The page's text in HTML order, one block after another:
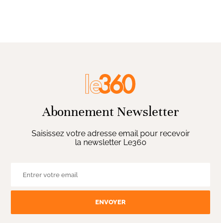
Abonnement Newsletter
Saisissez votre adresse email pour recevoir
la newsletter Le360
ENVOYER